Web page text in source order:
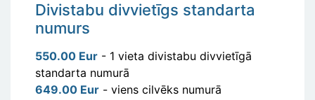
Divistabu divvietīgs standarta
numurs
550.00 Eur - 1 vieta divistabu divvietīgā
standarta numurā
649.00 Eur - viens cilvēks numurā